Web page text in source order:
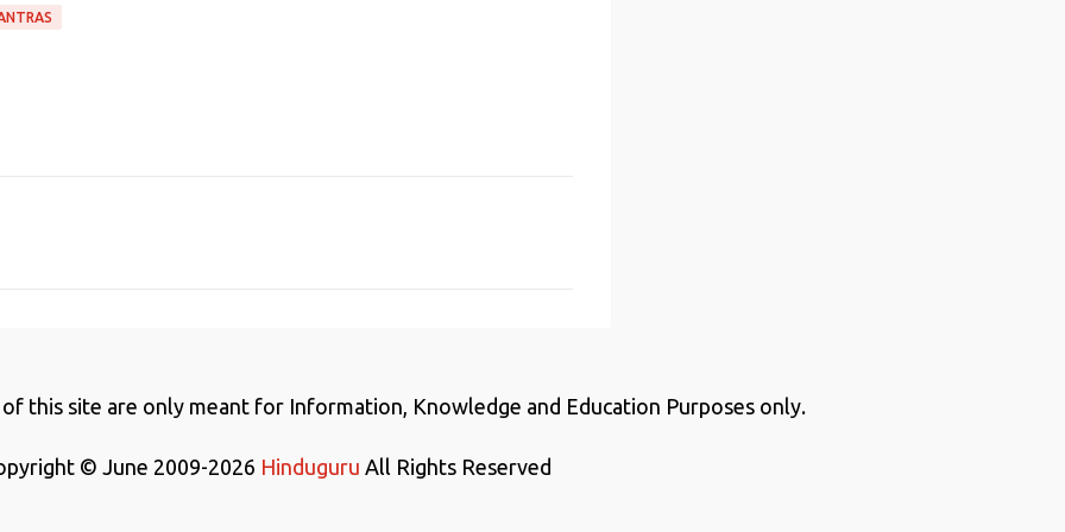
this site are only meant for Information, Knowledge and Education Purposes only.
© June 2009-2026 Hinduguru All Rights Reserved